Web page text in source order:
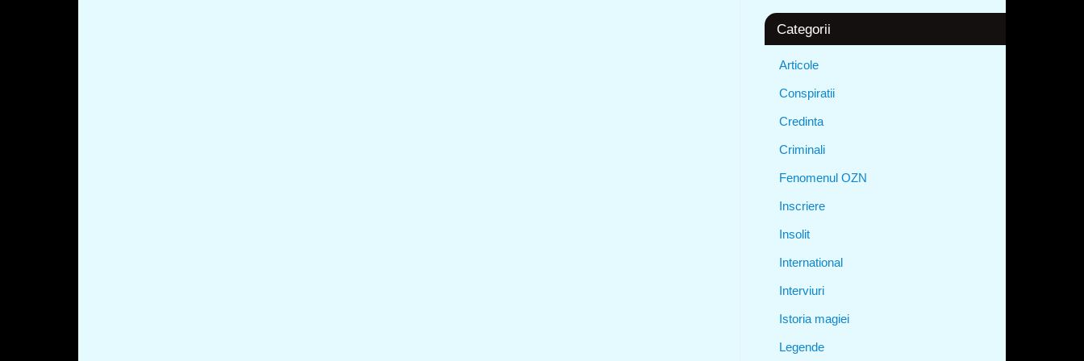
Categorii
Articole
Conspiratii
Credinta
Criminali
Fenomenul OZN
Inscriere
Insolit
International
Interviuri
Istoria magiei
Legende